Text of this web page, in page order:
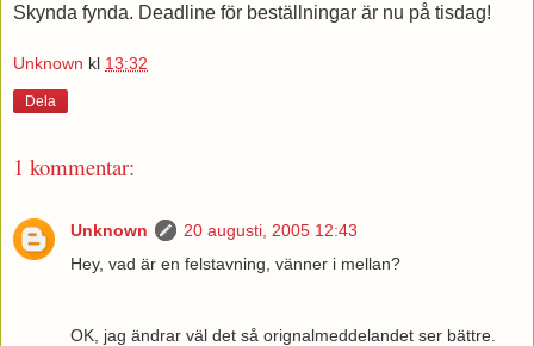
Skynda fynda. Deadline för beställningar är nu på tisdag!
Unknown kl 13:32
Dela
1 kommentar:
Unknown
20 augusti, 2005 12:43
Hey, vad är en felstavning, vänner i mellan?
OK, jag ändrar väl det så orignalmeddelandet ser bättre.